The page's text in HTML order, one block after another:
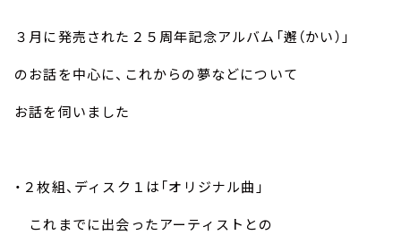
３月に発売された２５周年記念アルバム「邂（かい）」
のお話を中心に、これからの夢などについて
お話を伺いました
・２枚組、ディスク１は「オリジナル曲」
これまでに出会ったアーティストとの